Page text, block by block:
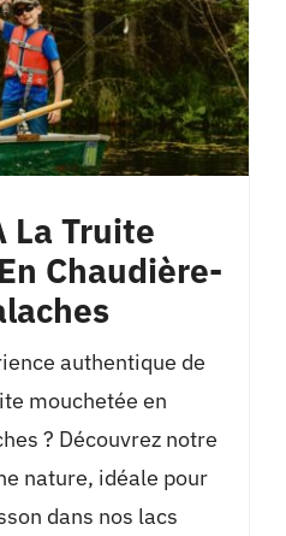
La Truite
Chaudière-
authentique de
mouchetée en
? Découvrez notre
nature, idéale pour
dans nos lacs